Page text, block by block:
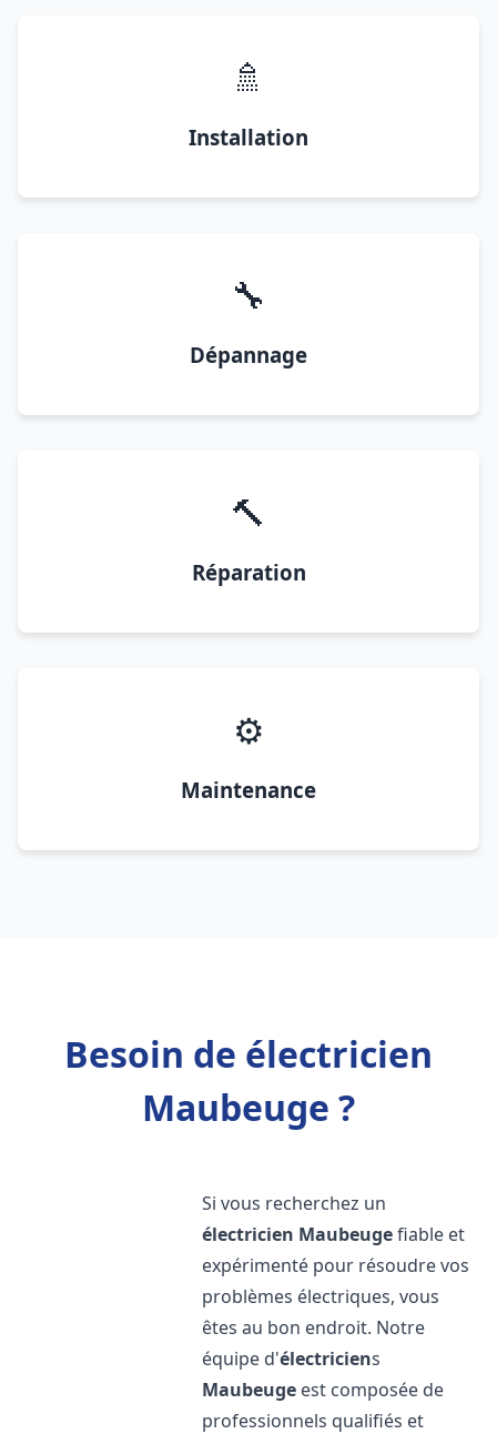
🚿
Installation
🔧
Dépannage
🔨
Réparation
⚙️
Maintenance
Besoin de électricien
Maubeuge ?
Si vous recherchez un
électricien Maubeugefiable et
expérimenté pour résoudre vos
problèmes électriques, vous
êtes au bon endroit. Notre
équipe d'électriciens
Maubeuge est composée de
professionnels qualifiés et